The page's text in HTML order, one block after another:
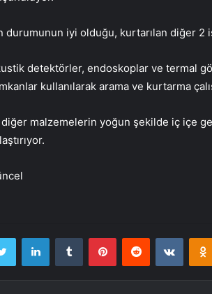
durumunun iyi olduğu, kurtarılan diğer 2
detektörler, endoskoplar ve termal
kullanılarak arama ve kurtarma
diğer malzemelerin yoğun şekilde iç içe
Twitter LinkedInTumblr PinterestReddit